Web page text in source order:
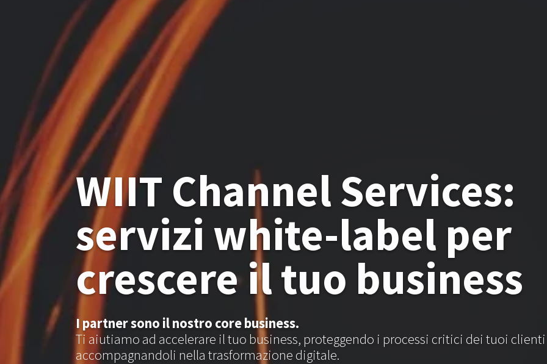
WIIT Channel Services:
servizi white-label per
crescere il tuo business
I partner sono il nostro core business.
Ti aiutiamo ad accelerare il tuo business, proteggendo i processi critici dei tuoi
accompagnandoli nella trasformazione digitale.